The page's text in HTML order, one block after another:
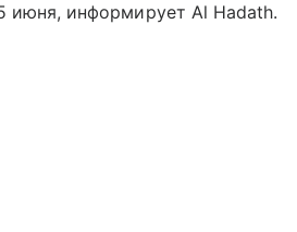
июня, информирует Al Hadath.